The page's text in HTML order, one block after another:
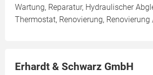
Wartung, Reparatur, Hydraulischer
Thermostat, Renovierung,
Erhardt & Schwarz GmbH